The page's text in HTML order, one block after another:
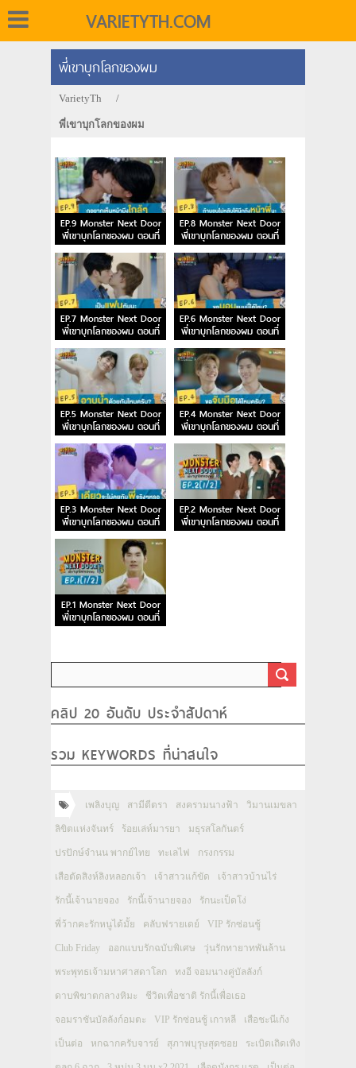
VARIETYTH.COM
พี่เขาบุกโลกของผม
VarietyTh /
พี่เขาบุกโลกของผม
EP.9 Monster Next Door
พี่เขาบุกโลกของผม ตอนที่
9
EP.8 Monster Next Door
พี่เขาบุกโลกของผม ตอนที่
8
EP.7 Monster Next Door
พี่เขาบุกโลกของผม ตอนที่
7
EP.6 Monster Next Door
พี่เขาบุกโลกของผม ตอนที่
6
EP.5 Monster Next Door
พี่เขาบุกโลกของผม ตอนที่
5
EP.4 Monster Next Door
พี่เขาบุกโลกของผม ตอนที่
4
EP.3 Monster Next Door
พี่เขาบุกโลกของผม ตอนที่
3
EP.2 Monster Next Door
พี่เขาบุกโลกของผม ตอนที่
2
EP.1 Monster Next Door
พี่เขาบุกโลกของผม ตอนที่
1
คลิป 20 อันดับ ประจำสัปดาห์
รวม KEYWORDS ที่น่าสนใจ
เพลิงบุญ สามีตีตรา สงครามนางฟ้า วิมานเมขลา
ลิขิตแห่งจันทร์ ร้อยเล่ห์มารยา มธุรสโลกันตร์
ปรปักษ์จำนน พากย์ไทย ทะเลไฟ กรงกรรม
เสือตัดสิงห์ลิงหลอกเจ้า เจ้าสาวแก้ขัด เจ้าสาวบ้านไร่
รักนี้เจ้านายจอง รักนี้เจ้านายจอง รักนะเป็ดโง่
พี่ว้ากคะรักหนูได้มั้ย คลับฟรายเดย์ VIP รักซ่อนชู้
Club Friday ออกแบบรักฉบับพิเศษ วุ่นรักทายาทพันล้าน
พระพุทธเจ้ามหาศาสดาโลก ทงอี จอมนางคู่บัลลังก์
ดาบพิฆาตกลางหิมะ ชีวิตเพื่อชาติ รักนี้เพื่อเธอ
จอมราชันบัลลังก์อมตะ VIP รักซ่อนชู้ เกาหลี เสือชะนีเก้ง
เป็นต่อ หกฉากครับจารย์ สุภาพบุรุษสุดซอย ระเบิดเถิดเทิง